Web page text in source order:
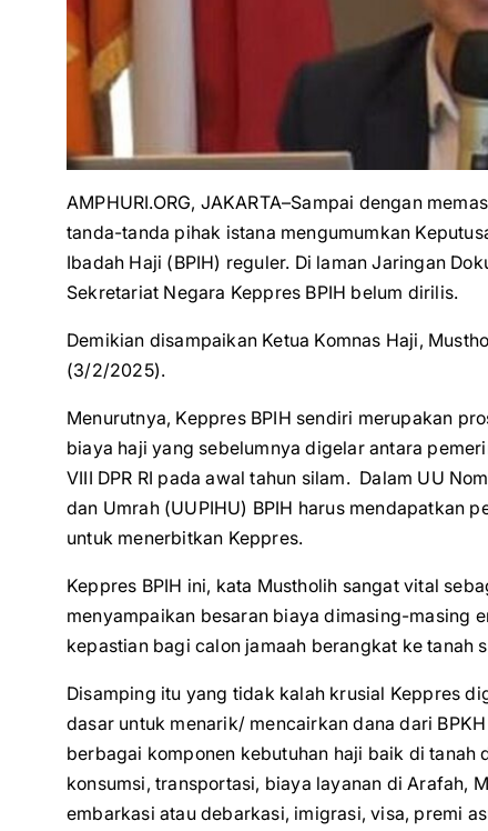
AMPHURI.ORG, JAKARTA–Sampai dengan
tanda-tanda pihak istana mengumumkan
Ibadah Haji (BPIH) reguler. Di laman Jaringan
Sekretariat Negara Keppres BPIH belum dirilis.
Demikian disampaikan Ketua Komnas Haji,
(3/2/2025).
Menurutnya, Keppres BPIH sendiri merupakan
biaya haji yang sebelumnya digelar antara
VIII DPR RI pada awal tahun silam. Dalam UU
dan Umrah (UUPIHU) BPIH harus mendapatkan
untuk menerbitkan Keppres.
Keppres BPIH ini, kata Mustholih sangat vital
menyampaikan besaran biaya dimasing-masing
kepastian bagi calon jamaah berangkat ke tanah
Disamping itu yang tidak kalah krusial Keppres
dasar untuk menarik/ mencairkan dana dari
berbagai komponen kebutuhan haji baik di
konsumsi, transportasi, biaya layanan di Arafah,
embarkasi atau debarkasi, imigrasi, visa, premi